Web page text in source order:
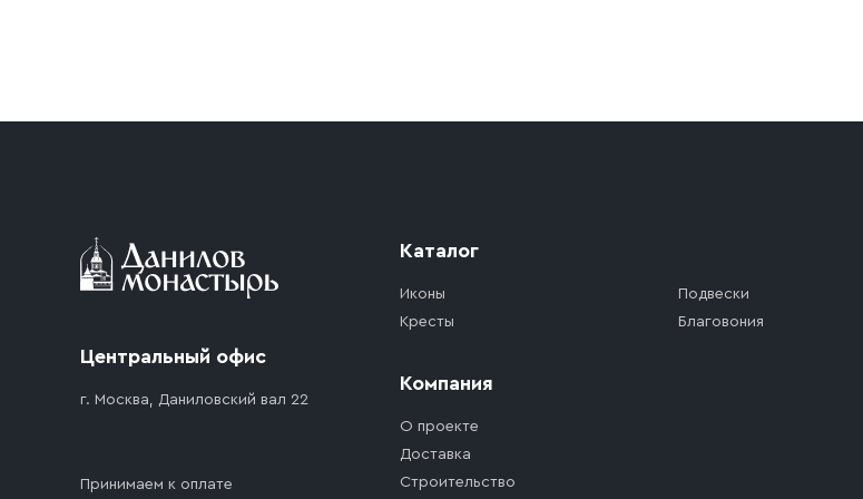
доставка осуществляется до ближайшего места, которое максимально близко к месту
Центральный офис
г. Москва, Даниловский вал 22
Принимаем к оплате
Каталог
Иконы
Кресты
Подвески
Благовония
Компания
О проекте
Доставка
Строительство